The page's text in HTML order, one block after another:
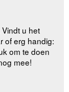
u het
of erg handig:
om te doen
mee!